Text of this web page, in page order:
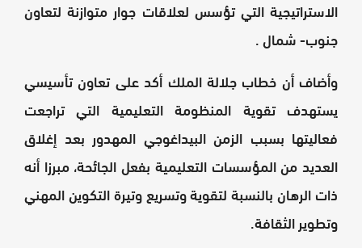
الاستراتيجية التي تؤسس لعلاقات جوار متوازنة لتعاون
جنوب- شمال .
وأضاف أن خطاب جلالة الملك أكد على تعاون تأسيسي
يستهدف تقوية المنظومة التعليمية التي تراجعت
فعاليتها بسبب الزمن البيداغوجي المهدور بعد إغلاق
العديد من المؤسسات التعليمية بفعل الجائحة، مبرزا أنه
ذات الرهان بالنسبة لتقوية وتسريع وتيرة التكوين المهني
وتطوير الثقافة.